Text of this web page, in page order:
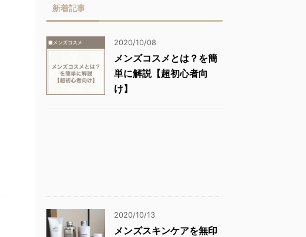
新着記事
2020/10/08
メンズコスメとは？を簡
単に解説【超初心者向
け】
2020/10/13
メンズスキンケアを無印